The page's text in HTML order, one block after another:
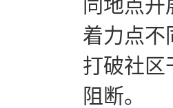
同地点开
着力点不
打破社区
阻断。